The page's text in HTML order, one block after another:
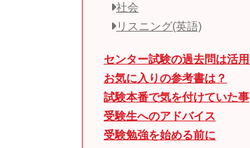
社会
リスニング(英語)
センター試験の過去問は活
お気に入りの参考書は？
試験本番で気を付けていた事
受験生へのアドバイス
受験勉強を始める前に